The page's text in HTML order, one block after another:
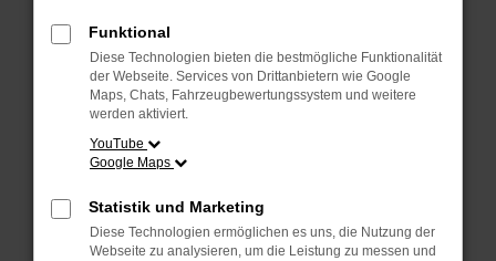
Fehler: Network Error
Beim Laden ist ein Fehler aufgetreten.
Hier sind ein paar Tipps, die dir helfen können:
Überprüfe deine Firewall und deine
Internetverbindung.
Laden andere Webseiten, zum Beispiel deine
Prüfe deine Browsererweiterungen.
Manche Erweiterungen, wie Werbeblocker, können
Funktional
Diese Technologien bieten die bestmögliche Funktionalität
der Webseite. Services von Drittanbietern wie Google
Maps, Chats, Fahrzeugbewertungssystem und weitere
werden aktiviert.
YouTube
Google Maps
Statistik und Marketing
Diese Technologien ermöglichen es uns, die Nutzung der
Webseite zu analysieren, um die Leistung zu messen und